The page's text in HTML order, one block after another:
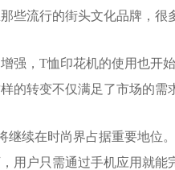
些流行的街头文化品牌，很
强，T恤印花机的使用也开
的转变不仅满足了市场的需
继续在时尚界占据重要地位
用户只需通过手机应用就能